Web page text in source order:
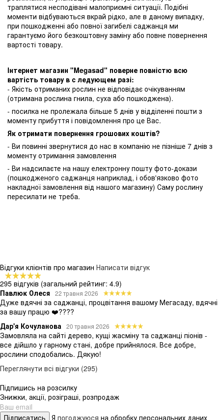
траплятися несподівані малоприємні ситуації. Подібні
моменти відбуваються вкрай рідко, але в даному випадку,
при пошкодженні або повної загибелі саджанця ми
гарантуємо його безкоштовну заміну або повне повернення
вартості товару.
Інтернет магазин "Megasad" поверне повністю всю
вартість товару в с ледующем разі:
- Якість отриманих рослин не відповідає очікуванням
(отримана рослина гнила, суха або пошкоджена).
- посилка не пролежала більше 5 днів у відділенні пошти з
моменту прибуття і повідомлення про це Вас.
Як отримати повернення грошових коштів?
- Ви повинні звернутися до нас в компанію не пізніше 7 днів з
моменту отримання замовлення
- Ви надсилаєте на нашу електронну пошту фото-докази
(пошкодженого саджанця наприклад, і обов'язково фото
накладної замовлення від нашого магазину) Саму рослину
пересилати не треба.
Відгуки клієнтів про магазин Написати відгук
295 відгуків (загальний рейтинг: 4.9)
Павлюк Олеся
22 травня 2026
Дуже вдячні за саджанці, процвітання вашому Мегасаду, вдячні
за вашу працю ❤️????
Дар'я Кочуланова 20 травня 2026
Замовляла на сайті дерево, кущі жасміну та саджанці піонів -
все дійшло у гарному стані, добре прийнялося. Все добре,
рослини сподобались. Дякую!
Переглянути всі відгуки (295)
Підпишись на розсилку
Знижки, акції, розіграші, розпродаж
Підписатись Я погоджуюся на обробку персональних даних